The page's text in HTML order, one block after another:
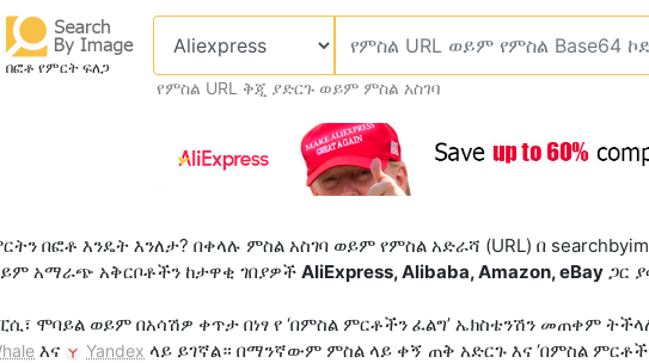
በፎቶ የምርት ፍለጋ
የምስል URL ቅጂ ያድርጉ ወይም ምስል አስገባ
በፎቶ እንዴት እንለታ? በቀላሉ ምስል አስገባ ወይም የምስል አድራሻ (URL) በ
አማራጭ አቅርቦቶችን ከታዋቂ ገበያዎች AliExpress, Alibaba, Amazon, eBay ጋር
ሞባይል ወይም በአሳሽዎ ቀጥታ በነፃ የ ‘በምስል ምርቶችን ፈልግ’ ኤክስቴንሽን መጠቀም
እና Yandex ላይ ይገኛል። በማንኛውም ምስል ላይ ቀኝ ጠቅ አድርጉ እና ‘በምስል